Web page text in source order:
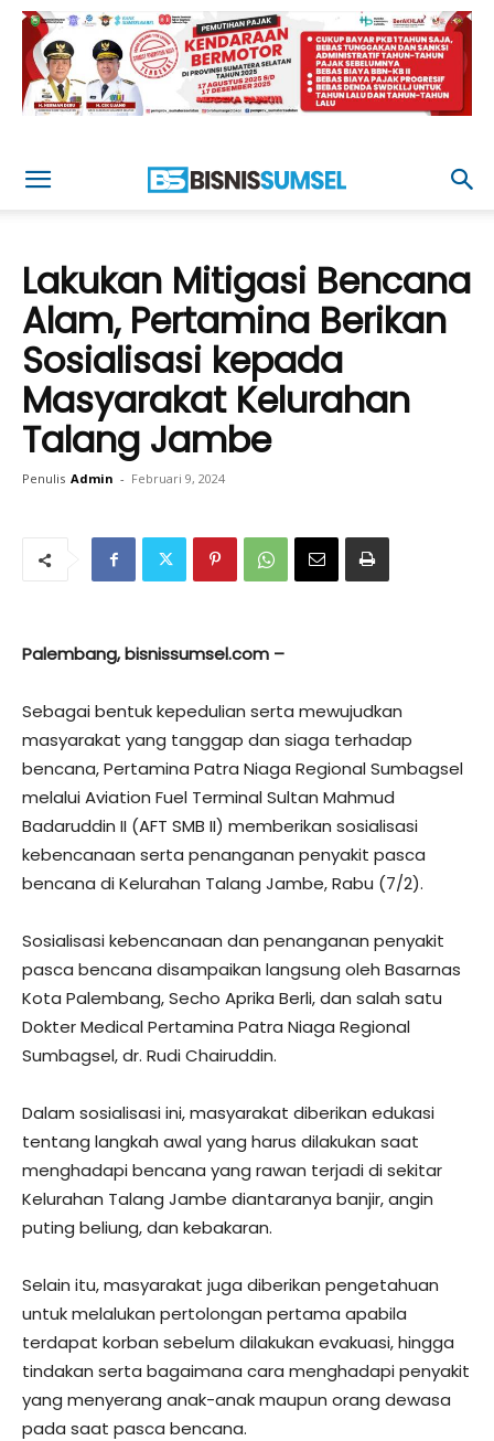
Lakukan Mitigasi Bencana
Alam, Pertamina Berikan
Sosialisasi kepada
Masyarakat Kelurahan
Talang Jambe
Penulis Admin - Februari 9, 2024
Palembang, bisnissumsel.com –
Sebagai bentuk kepedulian serta mewujudkan
masyarakat yang tanggap dan siaga terhadap
bencana, Pertamina Patra Niaga Regional Sumbagsel
melalui Aviation Fuel Terminal Sultan Mahmud
Badaruddin II (AFT SMB II) memberikan sosialisasi
kebencanaan serta penanganan penyakit pasca
bencana di Kelurahan Talang Jambe, Rabu (7/2).
Sosialisasi kebencanaan dan penanganan penyakit
pasca bencana disampaikan langsung oleh Basarnas
Kota Palembang, Secho Aprika Berli, dan salah satu
Dokter Medical Pertamina Patra Niaga Regional
Sumbagsel, dr. Rudi Chairuddin.
Dalam sosialisasi ini, masyarakat diberikan edukasi
tentang langkah awal yang harus dilakukan saat
menghadapi bencana yang rawan terjadi di sekitar
Kelurahan Talang Jambe diantaranya banjir, angin
puting beliung, dan kebakaran.
Selain itu, masyarakat juga diberikan pengetahuan
untuk melalukan pertolongan pertama apabila
terdapat korban sebelum dilakukan evakuasi, hingga
tindakan serta bagaimana cara menghadapi penyakit
yang menyerang anak-anak maupun orang dewasa
pada saat pasca bencana.